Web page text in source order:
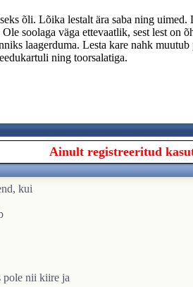
õli. Lõika lestalt ära saba ning
soolaga väga ettevaatlik, sest lest
laagerduma. Lesta kare nahk
ning toorsalatiga.
Ainult registreeritud
kui
pole nii kiire ja